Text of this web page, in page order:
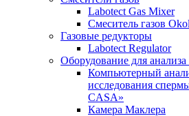
Labotect Gas Mixer
Смеситель газов
Газовые редукторы
Labotect Regulator
Оборудование для
Компьютерный
исследования
CASA»
Камера Маклера